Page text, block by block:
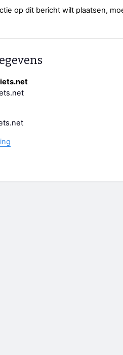
op dit bericht wilt plaatsen,